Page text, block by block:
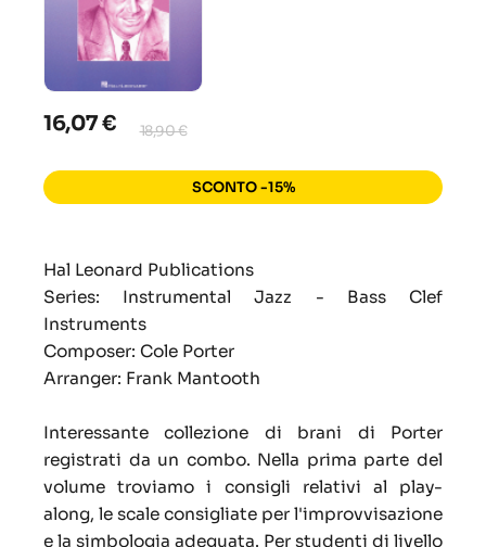
16,07 € 18,90 €
SCONTO -15%
Hal Leonard Publications
Series: Instrumental Jazz - Bass Clef
Instruments
Composer: Cole Porter
Arranger: Frank Mantooth
Interessante collezione di brani di Porter
registrati da un combo. Nella prima parte del
volume troviamo i consigli relativi al play-
along, le scale consigliate per l'improvvisazione
e la simbologia adeguata. Per studenti di livello